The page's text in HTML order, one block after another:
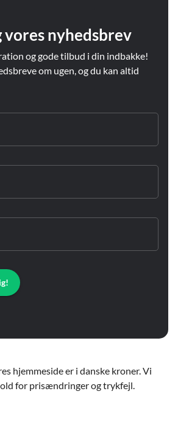
vores nyhedsbrev
og gode tilbud i din indbakke!
om ugen, og du kan altid
hjemmeside er i danske kroner. Vi
for prisændringer og trykfejl.